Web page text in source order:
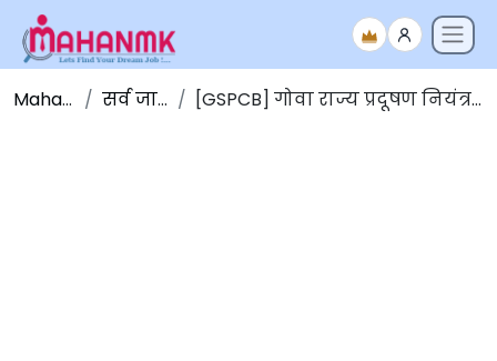
Maha NMK सर्व जाहिराती [GSPCB] गोवा राज्य प्रदूषण नियंत्रण मंडळ भरती 2023